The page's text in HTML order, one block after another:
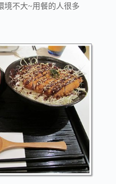
境不大~用餐的人很多